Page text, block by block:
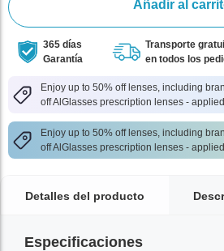
Añadir al
365 días
Garantía
Transporte
en todos los
Enjoy up to 50% off lenses, including
off AlGlasses prescription lenses -
Enjoy up to 50% off lenses, including
off AlGlasses prescription lenses -
Detalles del producto
Especificaciones